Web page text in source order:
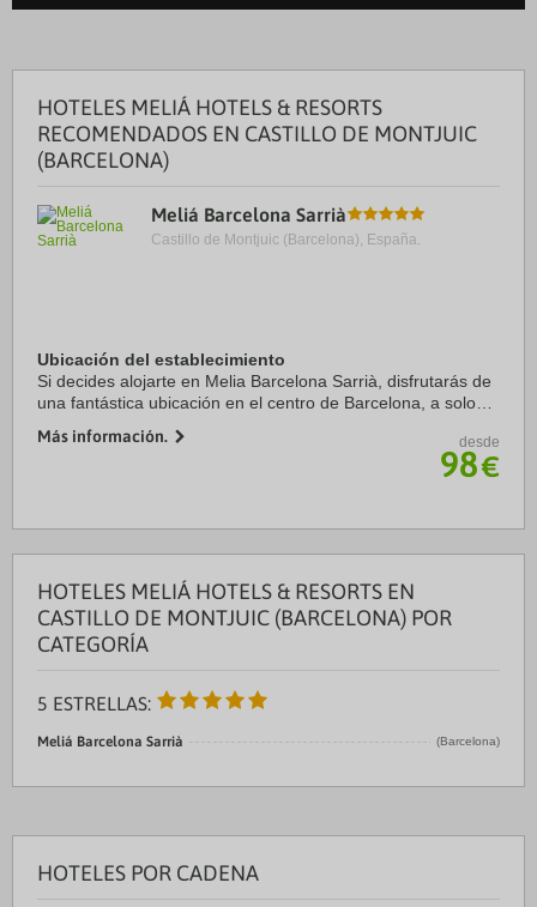
HOTELES MELIÁ HOTELS & RESORTS
RECOMENDADOS EN CASTILLO DE MONTJUIC
(BARCELONA)
Meliá Barcelona Sarrià
Castillo de Montjuic (Barcelona), España.
Ubicación del establecimiento
Si decides alojarte en Melia Barcelona Sarrià, disfrutarás de
una fantástica ubicación en el centro de Barcelona, a solo
Además, este hotel de lujo ...
Más información. desde
98€
HOTELES MELIÁ HOTELS & RESORTS EN
CASTILLO DE MONTJUIC (BARCELONA) POR
CATEGORÍA
5 ESTRELLAS:
Meliá Barcelona Sarrià (Barcelona)
HOTELES POR CADENA